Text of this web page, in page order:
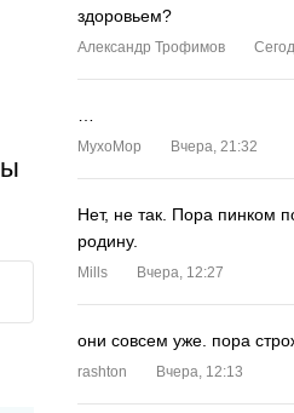
здоровьем?
Александр Трофимов
MyxoMop Вчера, 21:32
Нет, не так. Пора пинком
родину.
Mills Вчера, 12:27
они совсем уже. пора
rashton Вчера, 12:13